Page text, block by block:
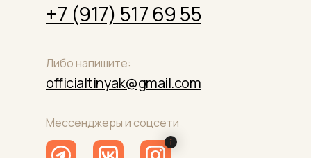
+7 (917) 517 69 55
Либо напишите:
Мессенджеры и соцсети
officialtinyak@gmail.com